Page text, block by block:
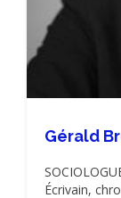
Gérald
Écrivain,